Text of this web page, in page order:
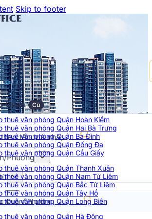
Skip to footer
Quận Cũ
thuê văn phòng Quận Hoàn Kiếm
thuê văn phòng Quận Hai Bà Trưng
thuê văn phòng Quận Ba Đình
thuê văn phòng Quận Đống Đa
thuê văn phòng Quận Cầu Giấy
thuê văn phòng Quận Thanh Xuân
thuê văn phòng Quận Nam Từ Liêm
thuê văn phòng Quận Bắc Từ Liêm
thuê văn phòng Quận Tây Hồ
thuê văn phòng Quận Long Biên
thuê văn phòng Quận Hà Đông
Phường